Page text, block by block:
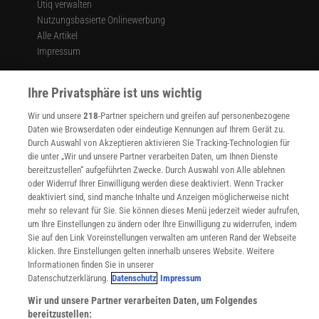
Utiq verwalten
Nutzungsbasierte Onlinewerbung
Alle Artikel
Impressum
Angebote für Schulen
Sprachen lernen mit Gymglish
Lexika
Für Spektrum schreiben
Zugänglichkeitserklärung
WEBSEITEN
KielSCN
Wissenschaft in die Schulen
SciLogs
Uns finden Sie auch hier:
Ihre Privatsphäre ist uns wichtig
Wir und unsere218-Partner speichern und greifen auf personenbezogene
Daten wie Browserdaten oder eindeutige Kennungen auf Ihrem Gerät zu.
Durch Auswahl von Akzeptieren aktivieren Sie Tracking-Technologien für
die unter „Wir und unsere Partner verarbeiten Daten, um Ihnen Dienste
bereitzustellen“ aufgeführten Zwecke. Durch Auswahl von Alle ablehnen
oder Widerruf Ihrer Einwilligung werden diese deaktiviert. Wenn Tracker
deaktiviert sind, sind manche Inhalte und Anzeigen möglicherweise nicht
mehr so relevant für Sie. Sie können dieses Menü jederzeit wieder aufrufen,
um Ihre Einstellungen zu ändern oder Ihre Einwilligung zu widerrufen, indem
Sie auf den Link Voreinstellungen verwalten am unteren Rand der Webseite
klicken. Ihre Einstellungen gelten innerhalb unseres Website. Weitere
Informationen finden Sie in unserer
Datenschutzerklärung. Datenschutz Impressum
Wir und unsere Partner verarbeiten Daten, um Folgendes
bereitzustellen: